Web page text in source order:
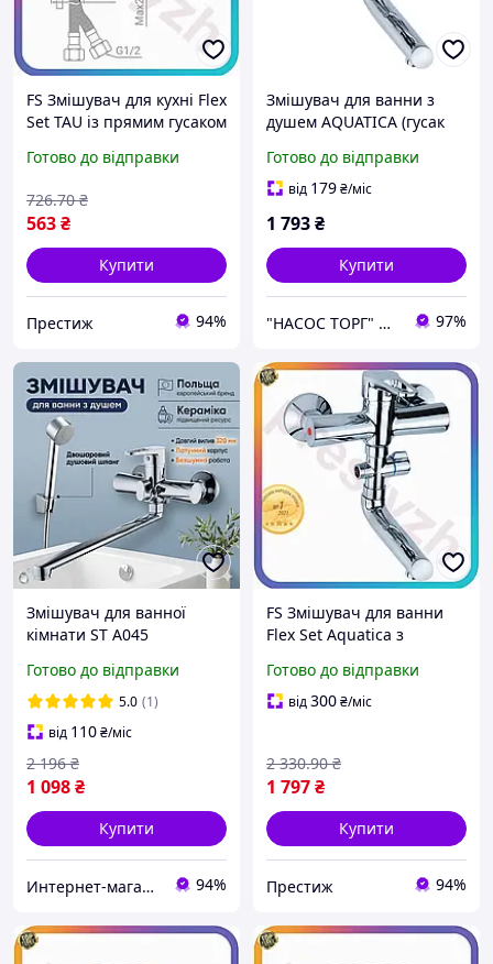
FS Змішувач для кухні Flex
Set TAU із прямим гусаком
для води поворотний
Готово до відправки
563₴
726.70 ₴
Купити
Престиж 94%
Змішувач для ванни з
душем AQUATICA (гусак
лійка, кронштейн) у
ванну
Готово до відправки
від 179₴/міс
1 793₴
Купити
"НАСОС ТОРГ" Насосне обладнання, інструменти, освітлення 97%
Змішувач для ванної
кімнати ST A045
гусаком і душем,
настінний кран латунь
Готово до відправки
5.0 (1)
від 110₴/міс
1 098₴
2 196 ₴
Купити
Интернет-магазин Строй Дом 94%
FS Змішувач для ванни
Flex Set Aquatica з
картриджний гусак
душовою лійкою шланго
Готово до відправки
від300₴/міс
1 797₴
2 330.90 ₴
Купити
Престиж 94%